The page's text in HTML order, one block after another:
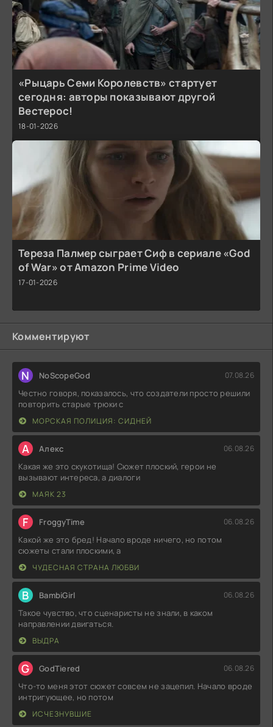
«Рыцарь Семи Королевств» стартует
сегодня: авторы показывают другой
Вестерос!
18-01-2026
Тереза Палмер сыграет Сиф в сериале «God
of War» от Amazon Prime Video
17-01-2026
Комментируют
N NoScopeGod 07.08.26
Честно говоря, показалось, что создатели просто решили
повторить старые трюки с
МОРСКАЯ ПОЛИЦИЯ: СИДНЕЙ
А Алекс 06.08.26
Какая же это скукотища! Сюжет плоский, герои не
вызывают интереса, а диалоги
МАЯК 23
F FroggyTime 06.08.26
Какой же это бред! Начало вроде ничего, но потом
сюжеты стали плоскими, а
ЧУДЕСНАЯ СТРАНА ЛЮБВИ
B BambiGirl 06.08.26
Такое чувство, что сценаристы не знали, в каком
направлении двигаться.
ВЫДРА
G GodTiered 06.08.26
Что-то меня этот сюжет совсем не зацепил. Начало вроде
интригующее, но потом
ИСЧЕЗНУВШИЕ